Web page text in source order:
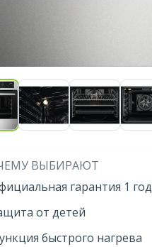
ВЫБИРАЮТ
гарантия 1 год
от детей
быстрого нагрева